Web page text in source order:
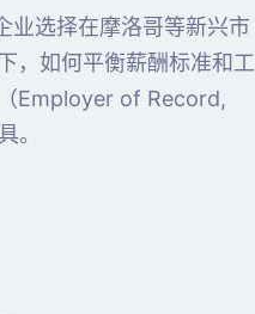
业选择在摩洛哥等新兴市
，如何平衡薪酬标准和工
Employer of Record,
。